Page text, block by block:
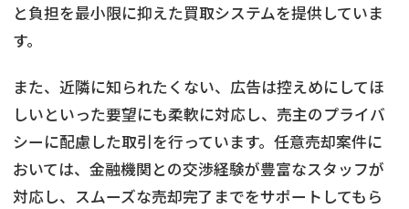
と負担を最小限に抑えた買取システムを提供していま
す。
また、近隣に知られたくない、広告は控えめにしてほ
しいといった要望にも柔軟に対応し、売主のプライバ
シーに配慮した取引を行っています。任意売却案件に
おいては、金融機関との交渉経験が豊富なスタッフが
対応し、スムーズな売却完了までをサポートしてもら